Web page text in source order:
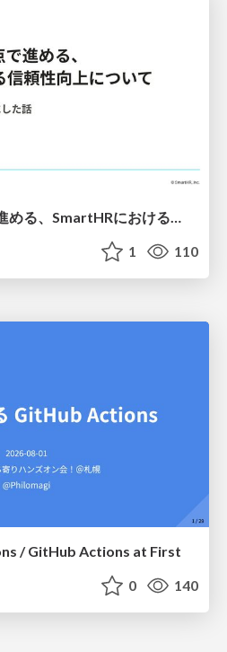
1 110
/ GitHub Actions at First
0 140